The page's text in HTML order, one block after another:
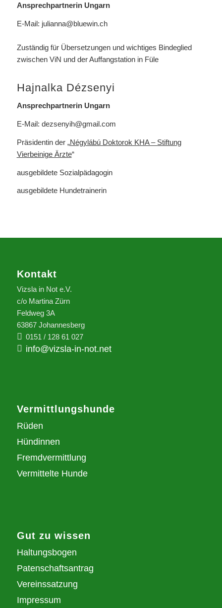
Ansprechpartnerin Ungarn
E-Mail: julianna@bluewin.ch
Zuständig für Übersetzungen und wichtiges Bindeglied
zwischen ViN und der Auffangstation in Füle
Hajnalka Dézsenyi
Ansprechpartnerin Ungarn
E-Mail: dezsenyih@gmail.com
Präsidentin der „Négylábú Doktorok KHA – Stiftung
Vierbeinige Ärzte“
ausgebildete Sozialpädagogin
ausgebildete Hundetrainerin
Kontakt
Vizsla in Not e.V.
c/o Martina Zürn
Feldweg 3A
63867 Johannesberg
0151 / 128 61 027
info@vizsla-in-not.net
Vermittlungshunde
Rüden
Hündinnen
Fremdvermittlung
Vermittelte Hunde
Gut zu wissen
Haltungsbogen
Patenschaftsantrag
Vereinssatzung
Impressum